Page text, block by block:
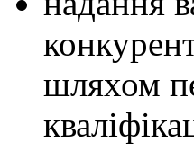
шляхом